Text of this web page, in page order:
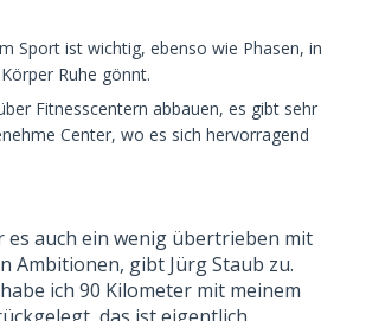
Sport ist wichtig, ebenso wie Phasen, in
Ruhe gönnt.
Fitnesscentern abbauen, es gibt sehr
Center, wo es sich hervorragend
es auch ein wenig übertrieben mit
Ambitionen, gibt Jürg Staub zu.
ich 90 Kilometer mit meinem